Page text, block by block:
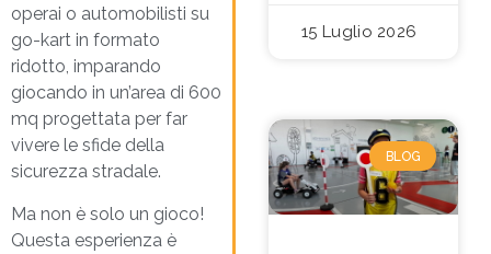
operai o automobilisti su
go-kart in formato
ridotto, imparando
giocando in un’area di 600
mq progettata per far
vivere le sfide della
sicurezza stradale.
Ma non è solo un gioco!
Questa esperienza è
15 Luglio 2026
BLOG